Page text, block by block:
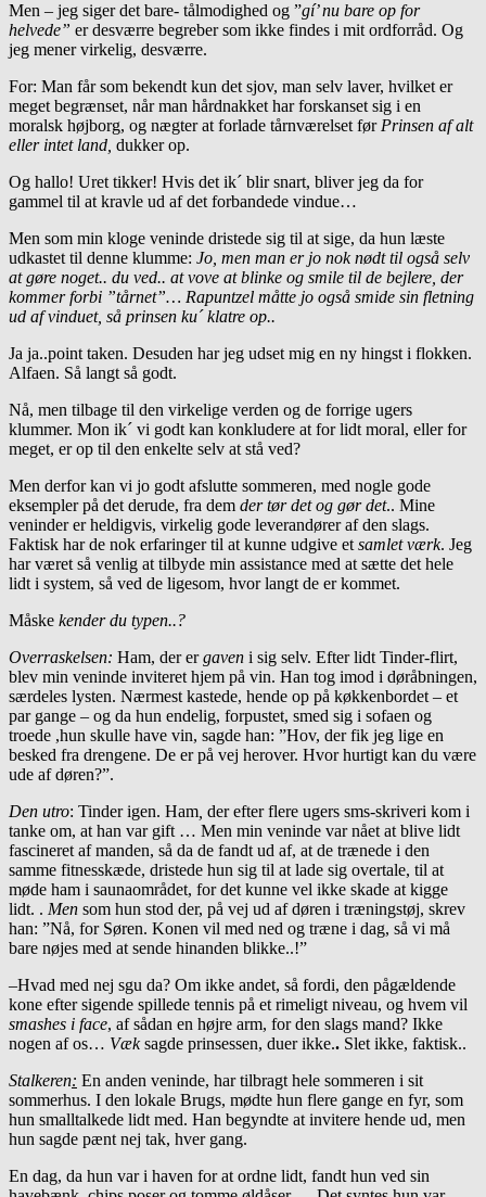
Men – jeg siger det bare- tålmodighed og ”gí’ nu bare op for
helvede” er desværre begreber som ikke findes i mit ordforråd. Og
jeg mener virkelig, desværre.
For: Man får som bekendt kun det sjov, man selv laver, hvilket er
meget begrænset, når man hårdnakket har forskanset sig i en
moralsk højborg, og nægter at forlade tårnværelset før Prinsen af alt
eller intet land, dukker op.
Og hallo! Uret tikker! Hvis det ik´ blir snart, bliver jeg da for
gammel til at kravle ud af det forbandede vindue…
Men som min kloge veninde dristede sig til at sige, da hun læste
udkastet til denne klumme: Jo, men man er jo nok nødt til også selv
at gøre noget.. du ved.. at vove at blinke og smile til de bejlere, der
kommer forbi ”tårnet”… Rapuntzel måtte jo også smide sin fletning
ud af vinduet, så prinsen ku´ klatre op..
Ja ja..point taken. Desuden har jeg udset mig en ny hingst i flokken.
Alfaen. Så langt så godt.
Nå, men tilbage til den virkelige verden og de forrige ugers
klummer. Mon ik´ vi godt kan konkludere at for lidt moral, eller for
meget, er op til den enkelte selv at stå ved?
Men derfor kan vi jo godt afslutte sommeren, med nogle gode
eksempler på det derude, fra dem der tør det og gør det.. Mine
veninder er heldigvis, virkelig gode leverandører af den slags.
Faktisk har de nok erfaringer til at kunne udgive et samlet værk. Jeg
har været så venlig at tilbyde min assistance med at sætte det hele
lidt i system, så ved de ligesom, hvor langt de er kommet.
Måske kender du typen..?
Overraskelsen: Ham, der ergaven i sig selv. Efter lidt Tinder-flirt,
blev min veninde inviteret hjem på vin. Han tog imod i døråbningen,
særdeles lysten. Nærmest kastede, hende op på køkkenbordet – et
par gange – og da hun endelig, forpustet, smed sig i sofaen og
troede ,hun skulle have vin, sagde han: ”Hov, der fik jeg lige en
besked fra drengene. De er på vej herover. Hvor hurtigt kan du være
ude af døren?”.
Den utro: Tinder igen. Ham der efter flere ugers sms-skriveri kom i
tanke om, at han var gift … Men min veninde var nået at blive lidt
fascineret af manden, så da de fandt ud af, at de trænede i den
samme fitnesskæde, dristede hun sig til at lade sig overtale, til at
møde ham i saunaområdet, for det kunne vel ikke skade at kigge
lidt. . Men som hun stod der, på vej ud af døren i træningstøj, skrev
han: ”Nå, for Søren. Konen vil med ned og træne i dag, så vi må
bare nøjes med at sende hinanden blikke..!”
–Hvad med nej sgu da? Om ikke andet, så fordi, den pågældende
kone efter sigende spillede tennis på et rimeligt niveau, og hvem vil
smashes i face, af sådan en højre arm, for den slags mand? Ikke
nogen af os… Væksagde prinsessen, duer ikke.. Slet ikke, faktisk..
Stalkeren: En anden veninde, har tilbragt hele sommeren i sit
sommerhus. I den lokale Brugs, mødte hun flere gange en fyr, som
hun smalltalkede lidt med. Han begyndte at invitere hende ud, men
hun sagde pænt nej tak, hver gang.
En dag, da hun var i haven for at ordne lidt, fandt hun ved sin